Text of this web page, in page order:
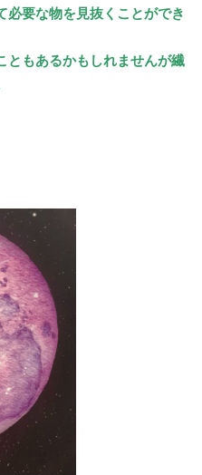
必要な物を見抜くことができ
ともあるかもしれませんが繊